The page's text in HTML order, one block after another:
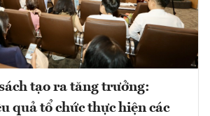
tạo ra tăng trưởng:
quả tổ chức thực hiện các